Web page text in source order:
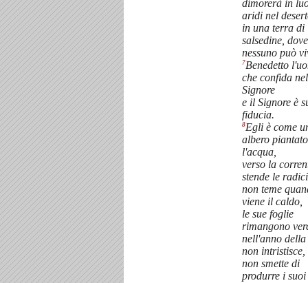
dimorerà in
aridi nel
in una terra di
salsedine, dove
nessuno può
7Benedetto
che confida nel
Signore
e il Signore è
fiducia.
8Egli è come
albero
l'acqua,
verso la
stende le
non teme
viene il caldo,
le sue foglie
rimangono
nell'anno
non intristisce,
non smette di
produrre i